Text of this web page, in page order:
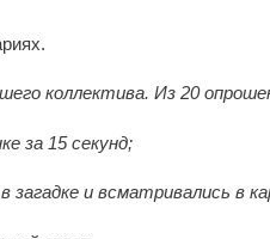
коллектива. Из 20
за 15 секунд;
загадке и всматривались в